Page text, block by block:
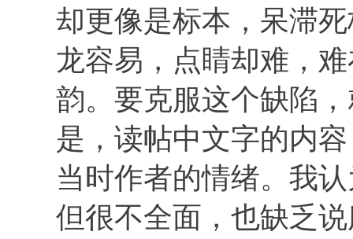
却更像是标本，呆滞
龙容易，点睛却难，
韵。要克服这个缺陷
是，读帖中文字的内
当时作者的情绪。我
但很不全面，也缺乏